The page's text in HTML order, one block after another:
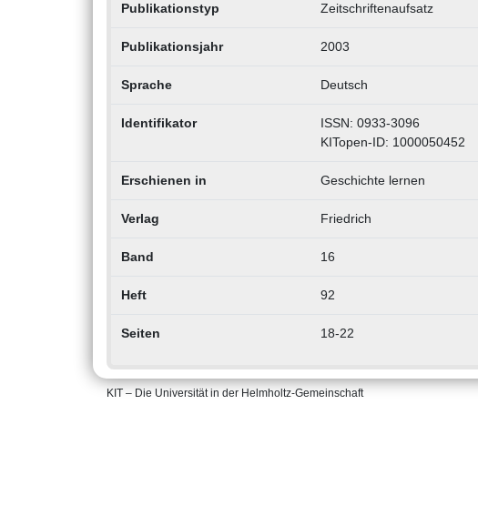
Publikationstyp Zeitschriftenaufsatz
Publikationsjahr 2003
Sprache Deutsch
Identifikator
ISSN: 0933-3096
KITopen-ID: 1000050452
Erschienen in Geschichte lernen
Verlag Friedrich
Band 16
Heft 92
Seiten 18-22
KIT – Die Universität in der Helmholtz-Gemeinschaft